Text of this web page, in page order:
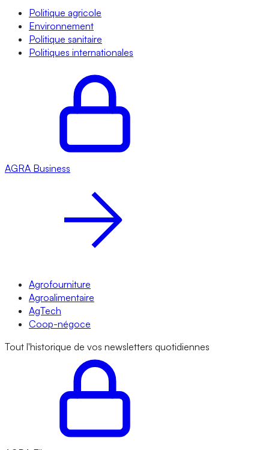
Politique agricole
Environnement
Politique sanitaire
Politiques internationales
AGRA Business
Agrofourniture
Agroalimentaire
AgTech
Coop-négoce
Tout l'historique de vos newsletters quotidiennes